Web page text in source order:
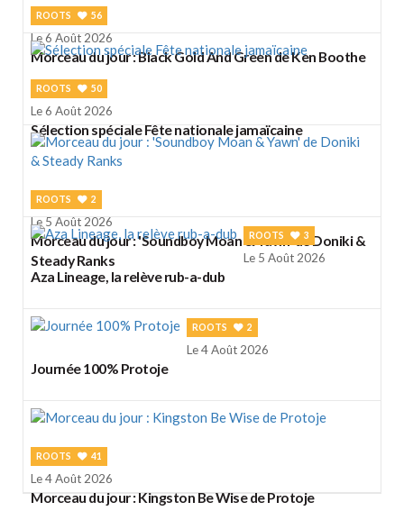
ROOTS 56
Le 6 Août 2026
Morceau du jour : Black Gold And Green de Ken Boothe
ROOTS 50
Le 6 Août 2026
Sélection spéciale Fête nationale jamaïcaine
ROOTS 2
Le 5 Août 2026
Morceau du jour : 'Soundboy Moan & Yawn' de Doniki &
Steady Ranks
ROOTS 3
Le 5 Août 2026
Aza Lineage, la relève rub-a-dub
ROOTS 2
Le 4 Août 2026
Journée 100% Protoje
ROOTS 41
Le 4 Août 2026
Morceau du jour : Kingston Be Wise de Protoje